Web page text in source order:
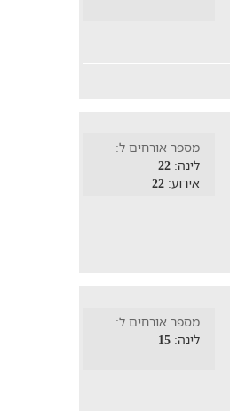
מספר אורחים ל:
לינה:22
אירוע:22
מספר אורחים ל:
לינה:15